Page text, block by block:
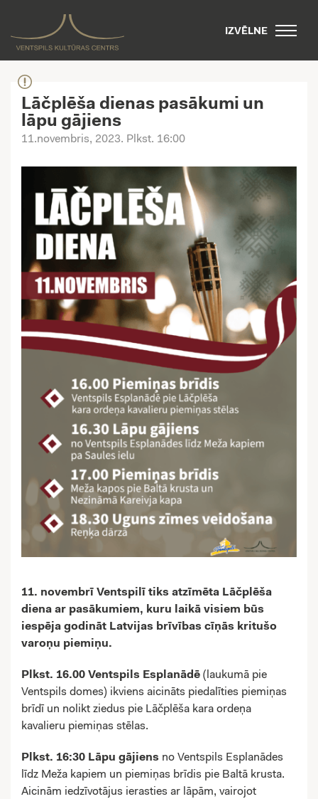
IZVĒLNE
Lāčplēša dienas pasākumi un
lāpu gājiens
11.novembris, 2023. Plkst. 16:00
11. novembrī Ventspilī tiks atzīmēta Lāčplēša
diena ar pasākumiem, kuru laikā visiem būs
iespēja godināt Latvijas brīvības cīņās kritušo
varoņu piemiņu.
Plkst. 16.00 Ventspils Esplanādē (laukumā pie
Ventspils domes) ikviens aicināts piedalīties piemiņas
brīdī un nolikt ziedus pie Lāčplēša kara ordeņa
kavalieru piemiņas stēlas.
Plkst. 16:30 Lāpu gājiens no Ventspils Esplanādes
līdz Meža kapiem un piemiņas brīdis pie Baltā krusta.
Aicinām iedzīvotājus ierasties ar lāpām, vairojot